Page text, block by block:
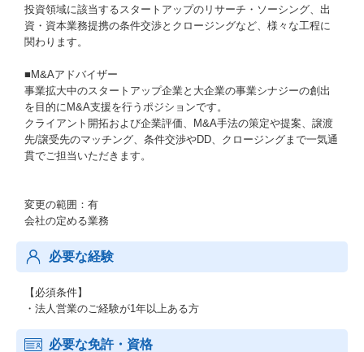
投資領域に該当するスタートアップのリサーチ・ソーシング、出
資・資本業務提携の条件交渉とクロージングなど、様々な工程に
関わります。
■M&Aアドバイザー
事業拡大中のスタートアップ企業と大企業の事業シナジーの創出
を目的にM&A支援を行うポジションです。
クライアント開拓および企業評価、M&A手法の策定や提案、譲渡
先/譲受先のマッチング、条件交渉やDD、クロージングまで一気通
貫でご担当いただきます。
変更の範囲：有
会社の定める業務
必要な経験
【必須条件】
・法人営業のご経験が1年以上ある方
必要な免許・資格